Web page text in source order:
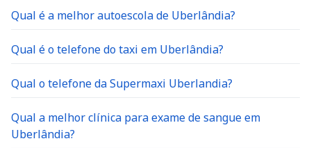
Qual é a melhor autoescola de Uberlândia?
Qual é o telefone do taxi em Uberlândia?
Qual o telefone da Supermaxi Uberlandia?
Qual a melhor clínica para exame de sangue em
Uberlândia?